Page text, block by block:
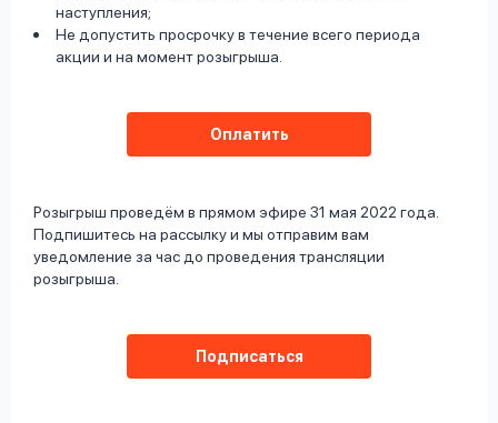
наступления;
Не допустить просрочку в течение всего периода
акции и на момент розыгрыша.
Оплатить
Розыгрыш проведём в прямом эфире 31 мая 2022 года.
Подпишитесь на рассылку и мы отправим вам
уведомление за час до проведения трансляции
розыгрыша.
Подписаться